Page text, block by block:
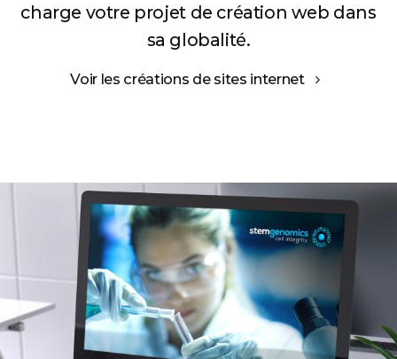
charge votre projetde création web dans
sa globalité.
Voir les créations de sites internet